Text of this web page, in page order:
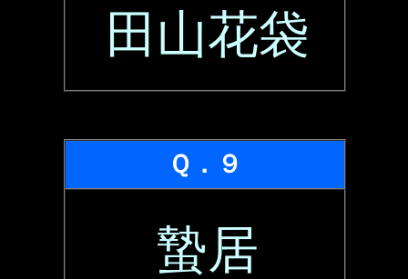
田山花袋
Ｑ．９
蟄居